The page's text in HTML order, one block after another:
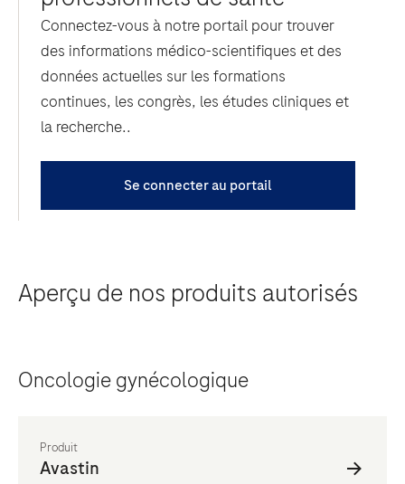
Connectez-vous à notre portail pour trouver
des informations médico-scientifiques et des
données actuelles sur les formations
continues, les congrès, les études cliniques et
la recherche..
Se connecter au portail
Aperçu de nos produits autorisés
Oncologie gynécologique